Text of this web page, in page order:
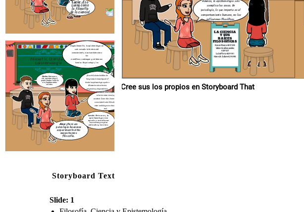
Lucía:¡Eso
suena como
la filosofía
de la ciencia!
Ana:¡Pero en
psicología hacemos
experimentos! No
necesitamos
filosofía.
nuestros propios
métodos y teorías.
Filosofía, Ciencia y
Epistemología
Ana:¡Pero en
psicología hacemos
experimentos! No
necesitamos
filosofía.
Según Jaramillo, la epistemología no
solo estudia la historia del
conocimiento, sino también cómo
los
científicos construyen y validan sus
teorías. En psicología, los
paradigmas cambian constantemente.
Carlos:Entonces,
sin epistemología,
podría haber teorías
sin fundamentos
sólidos.
¡Exacto! Lakatos hablaba de
"programas de investigación",
donde la epistemología ayuda a
diferenciar entre teorías
progresivas y degenerativas.
Lucía:Entonces, la
epistemología nos
ayuda a cuestionar
nuestros propios
métodos y teorías.
Y también a entender la
relación entre ciencia y
sociedad. Como dice Jaramillo, el
conocimiento científico debe
estar en diálogo con el mundo
real.
Cree sus los propios en Storyboard That
complica las cosas. En
psicología, lo que importa es el
comportamiento humano, no las
reflexiones filosóficas.
LA CIENCIA
Y SUS
RAÍCES
FILOSÓFICAS
Karen Rivera 429108
Valentina Benavides
429107
Luisa Pinto 429141
Hannah Salom 429095
Storyboard Text
Slide: 1